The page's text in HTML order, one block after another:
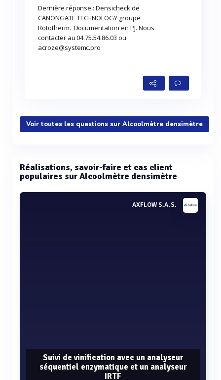
Dernière réponse : Densicheck de
CANONGATE TECHNOLOGY groupe
Rototherm. Documentation en PJ. Nous
contacter au 04.75.54.86.03 ou
acroze@systemc.pro
Voir toutes les questions sur Alcoolmètre densimètre
Réalisations, savoir-faire et cas client
populaires sur Alcoolmètre densimètre
AXFLOW S.A.S.
Suivi de vinification avec un analyseur
séquentiel enzymatique et un analyseur
IRTF